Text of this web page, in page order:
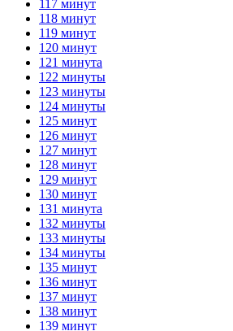
117 минут
118 минут
119 минут
120 минут
121 минута
122 минуты
123 минуты
124 минуты
125 минут
126 минут
127 минут
128 минут
129 минут
130 минут
131 минута
132 минуты
133 минуты
134 минуты
135 минут
136 минут
137 минут
138 минут
139 минут